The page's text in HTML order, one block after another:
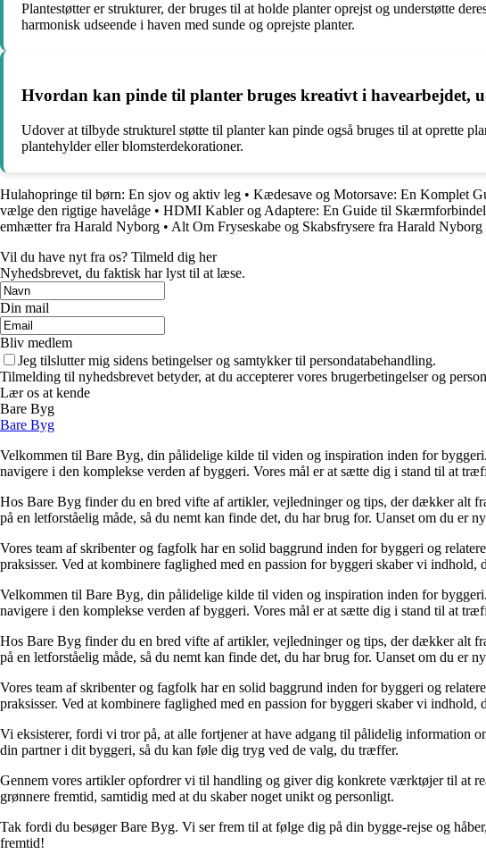
Plantestøtter er strukturer, der bruges til at holde planter oprejst og understøtte
harmonisk udseende i haven med sunde og oprejste planter.
Hvordan kan pinde til planter bruges kreativt i havearbejdet,
Udover at tilbyde strukturel støtte til planter kan pinde også bruges til at oprette
plantehylder eller blomsterdekorationer.
Hulahopringe til børn: En sjov og aktiv leg • Kædesave og Motorsave: En Komplet
vælge den rigtige havelåge • HDMI Kabler og Adaptere: En Guide til
emhætter fra Harald Nyborg • Alt Om Fryseskabe og Skabsfrysere fra Harald Nyborg
Vil du have nyt fra os? Tilmeld dig her
Nyhedsbrevet, du faktisk har lyst til at læse.
Din mail
Bliv medlem
Jeg tilslutter mig sidens betingelser og samtykker til persondatabehandling.
Tilmelding til nyhedsbrevet betyder, at du accepterer vores brugerbetingelser og
Lær os at kende
Bare Byg
Bare Byg
Velkommen til Bare Byg, din pålidelige kilde til viden og inspiration inden for
navigere i den komplekse verden af byggeri. Vores mål er at sætte dig i stand til at
Hos Bare Byg finder du en bred vifte af artikler, vejledninger og tips, der dækker alt
på en letforståelig måde, så du nemt kan finde det, du har brug for. Uanset om du er
Vores team af skribenter og fagfolk har en solid baggrund inden for byggeri og
praksisser. Ved at kombinere faglighed med en passion for byggeri skaber vi indhold,
Velkommen til Bare Byg, din pålidelige kilde til viden og inspiration inden for
navigere i den komplekse verden af byggeri. Vores mål er at sætte dig i stand til at
Hos Bare Byg finder du en bred vifte af artikler, vejledninger og tips, der dækker alt
på en letforståelig måde, så du nemt kan finde det, du har brug for. Uanset om du er
Vores team af skribenter og fagfolk har en solid baggrund inden for byggeri og
praksisser. Ved at kombinere faglighed med en passion for byggeri skaber vi indhold,
Vi eksisterer, fordi vi tror på, at alle fortjener at have adgang til pålidelig information
din partner i dit byggeri, så du kan føle dig tryg ved de valg, du træffer.
Gennem vores artikler opfordrer vi til handling og giver dig konkrete værktøjer til at
grønnere fremtid, samtidig med at du skaber noget unikt og personligt.
Tak fordi du besøger Bare Byg. Vi ser frem til at følge dig på din bygge-rejse og
fremtid!